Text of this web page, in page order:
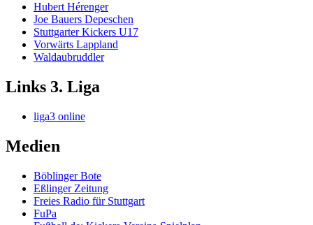
Hubert Hérenger
Joe Bauers Depeschen
Stuttgarter Kickers U17
Vorwärts Lappland
Waldaubruddler
Links 3. Liga
liga3 online
Medien
Böblinger Bote
Eßlinger Zeitung
Freies Radio für Stuttgart
FuPa